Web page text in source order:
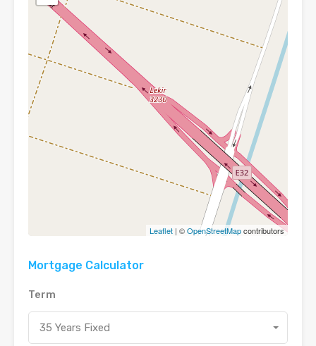
Leaflet | ©OpenStreetMapcontributors
Mortgage Calculator
Term
35 Years Fixed